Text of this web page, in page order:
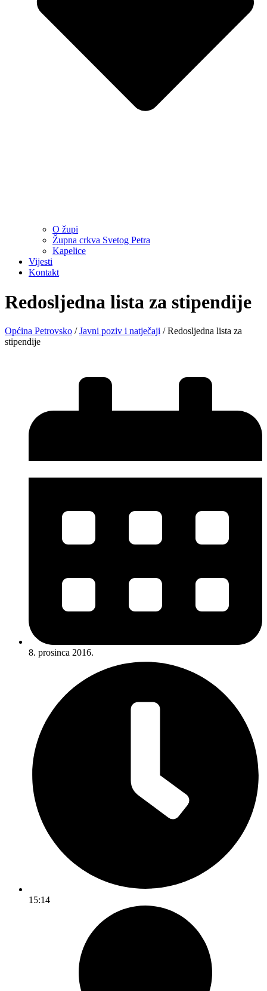
O župi
Župna crkva Svetog Petra
Kapelice
Vijesti
Kontakt
Redosljedna lista za stipendije
Općina Petrovsko /Javni poziv i natječaji /Redosljedna lista za
stipendije
8. prosinca 2016.
15:14